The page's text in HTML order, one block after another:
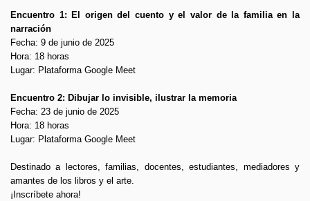
Encuentro 1: El origen del cuento y el valor de la familia en la
narración
Fecha: 9 de junio de 2025
Hora: 18 horas
Lugar: Plataforma Google Meet
Encuentro 2: Dibujar lo invisible, ilustrar la memoria
Fecha: 23 de junio de 2025
Hora: 18 horas
Lugar: Plataforma Google Meet
Destinado a lectores, familias, docentes, estudiantes, mediadores y
amantes de los libros y el arte.
¡Inscríbete ahora!